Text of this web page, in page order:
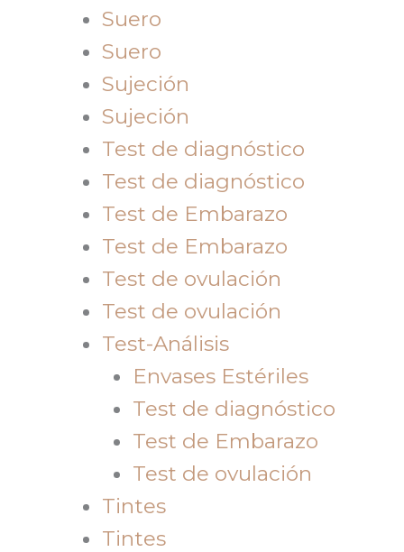
Suero
Suero
Sujeción
Sujeción
Test de diagnóstico
Test de diagnóstico
Test de Embarazo
Test de Embarazo
Test de ovulación
Test de ovulación
Test-Análisis
Envases Estériles
Test de diagnóstico
Test de Embarazo
Test de ovulación
Tintes
Tintes